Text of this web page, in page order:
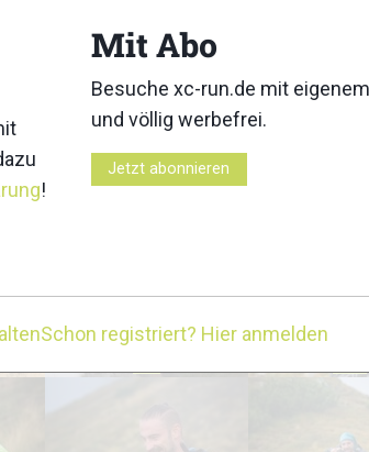
!
Mit Abo
Besuche xc-run.de mit
und völlig werbefrei.
Jetzt abonnieren
Schon registriert? Hier anmelden